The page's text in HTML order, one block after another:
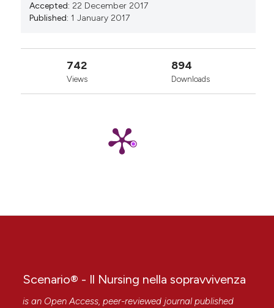
Accepted: 22 December 2017
Published: 1 January 2017
742
Views
894
Downloads
Scenario® - Il Nursing nella sopravvivenza
is an Open Access, peer-reviewed journal published